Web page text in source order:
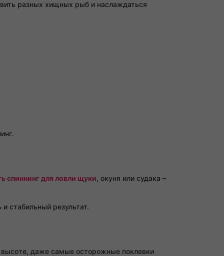
разных хищных рыб и наслаждаться
спиннинг для ловли щуки, окуня или судака –
стабильный результат.
высоте, даже самые осторожные поклевки